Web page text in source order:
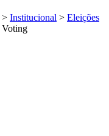
> Institucional > Eleições
Voting